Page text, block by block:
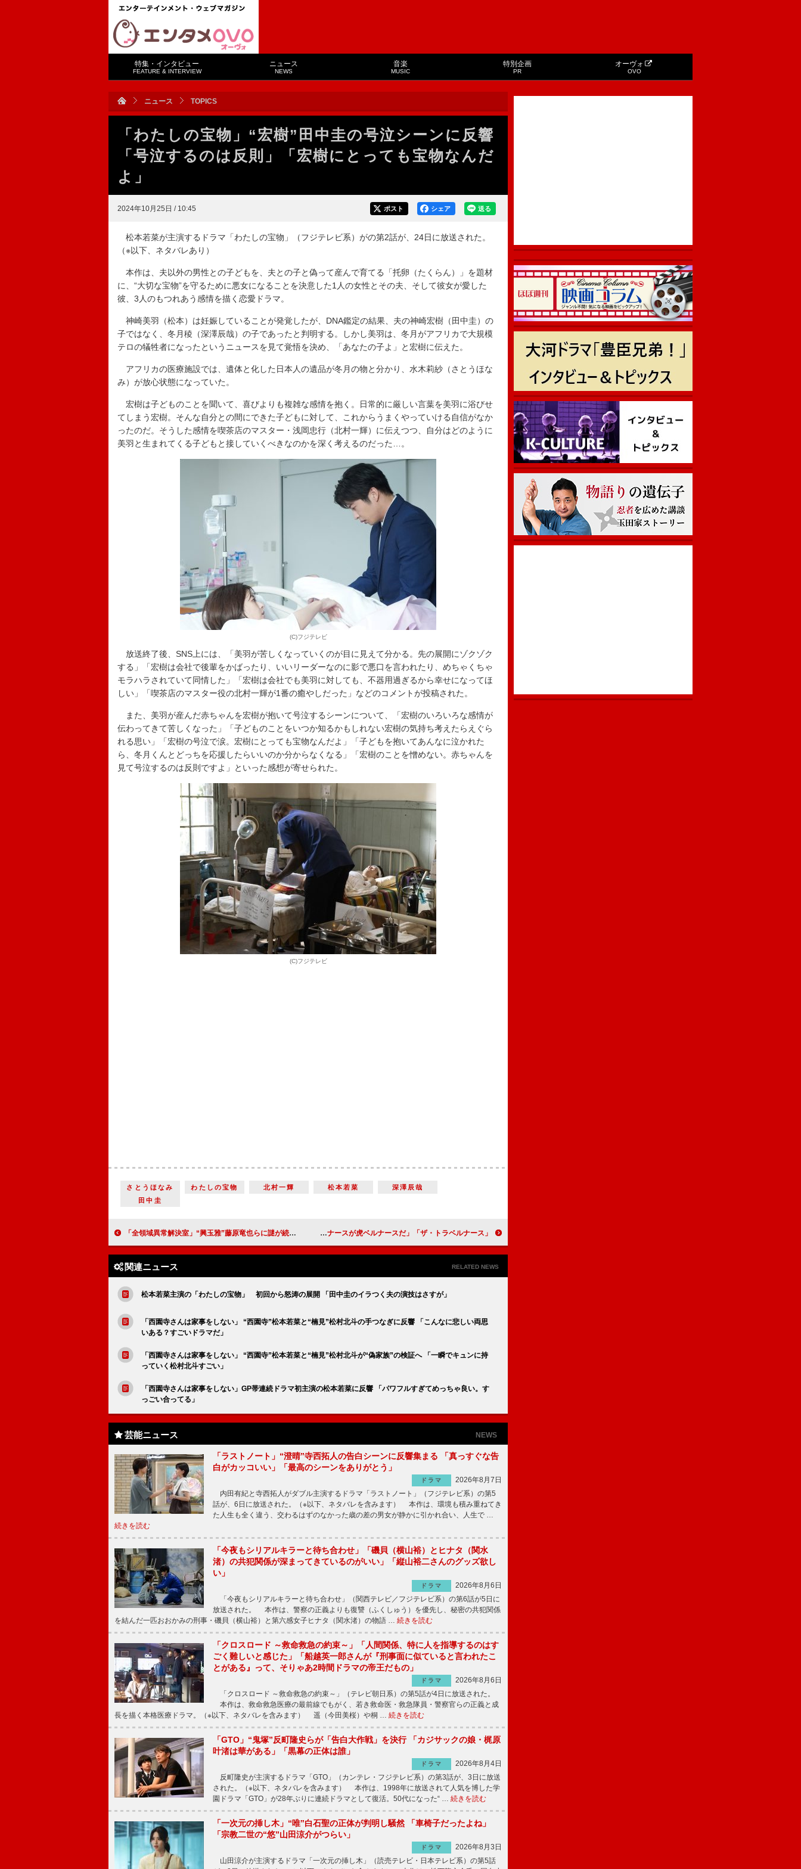
特集・インタビュー
FEATURE & INTERVIEW
ニュース
NEWS
音楽
MUSIC
特別企画
PR
オーヴォ
OVO
ニュース TOPICS
「わたしの宝物」“宏樹”田中圭の号泣シーンに反響
「号泣するのは反則」「宏樹にとっても宝物なんだ
よ」
2024年10月25日 / 10:45 送る
シェア
ポスト
松本若菜が主演するドラマ「わたしの宝物」（フジテレビ系）がの第2話が、24日に放送された。
（※以下、ネタバレあり）
本作は、夫以外の男性との子どもを、夫との子と偽って産んで育てる「托卵（たくらん）」を題材
に、“大切な宝物”を守るために悪女になることを決意した1人の女性とその夫、そして彼女が愛した
彼、3人のもつれあう感情を描く恋愛ドラマ。
神崎美羽（松本）は妊娠していることが発覚したが、DNA鑑定の結果、夫の神崎宏樹（田中圭）の
子ではなく、冬月稜（深澤辰哉）の子であったと判明する。しかし美羽は、冬月がアフリカで大規模
テロの犠牲者になったというニュースを見て覚悟を決め、「あなたの子よ」と宏樹に伝えた。
アフリカの医療施設では、遺体と化した日本人の遺品が冬月の物と分かり、水木莉紗（さとうほな
み）が放心状態になっていた。
宏樹は子どものことを聞いて、喜びよりも複雑な感情を抱く。日常的に厳しい言葉を美羽に浴びせ
てしまう宏樹。そんな自分との間にできた子どもに対して、これからうまくやっていける自信がなか
ったのだ。そうした感情を喫茶店のマスター・浅岡忠行（北村一輝）に伝えつつ、自分はどのように
美羽と生まれてくる子どもと接していくべきなのかを深く考えるのだった…。
(C)フジテレビ
放送終了後、SNS上には、「美羽が苦しくなっていくのが目に見えて分かる。先の展開にゾクゾク
する」「宏樹は会社で後輩をかばったり、いいリーダーなのに影で悪口を言われたり、めちゃくちゃ
モラハラされていて同情した」「宏樹は会社でも美羽に対しても、不器用過ぎるから幸せになってほ
しい」「喫茶店のマスター役の北村一輝が1番の癒やしだった」などのコメントが投稿された。
また、美羽が産んだ赤ちゃんを宏樹が抱いて号泣するシーンについて、「宏樹のいろいろな感情が
伝わってきて苦しくなった」「子どものことをいつか知るかもしれない宏樹の気持ち考えたらえぐら
れる思い」「宏樹の号泣で涙。宏樹にとっても宝物なんだよ」「子どもを抱いてあんなに泣かれた
ら、冬月くんとどっちを応援したらいいのか分からなくなる」「宏樹のことを憎めない。赤ちゃんを
見て号泣するのは反則ですよ」といった感想が寄せられた。
(C)フジテレビ
さとうほなみ わたしの宝物 北村一輝 松本若菜
深澤辰哉
田中圭
「全領域異常解決室」“興玉雅”藤原竜也らに謎が続々 「全決のメンバーは人間ではない？」「小日向さんが怖い」 「ザ・トラベルナース」虎翼ファン歓喜、“歩” 岡田将生と“二宮” 井上祐貴が再共演 「トラベルナースが虎ベルナースだ」
関連ニュース RELATED NEWS
松本若菜主演の「わたしの宝物」 初回から怒涛の展開 「田中圭のイラつく夫の演技はさすが」
「西園寺さんは家事をしない」 “西園寺”松本若菜と“楠見”松村北斗の手つなぎに反響 「こんなに悲しい両思
いある？すごいドラマだ」
「西園寺さんは家事をしない」 “西園寺”松本若菜と“楠見”松村北斗が“偽家族”の検証へ 「一瞬でキュンに持
っていく松村北斗すごい」
「西園寺さんは家事をしない」GP帯連続ドラマ初主演の松本若菜に反響 「パワフルすぎてめっちゃ良い。す
っごい合ってる」
芸能ニュース NEWS
「ラストノート」“澄晴”寺西拓人の告白シーンに反響集まる 「真っすぐな告
白がカッコいい」「最高のシーンをありがとう」
ドラマ
2026年8月7日
内田有紀と寺西拓人がダブル主演するドラマ「ラストノート」（フジテレビ系）の第5
話が、6日に放送された。（※以下、ネタバレを含みます） 本作は、環境も積み重ねてき
た人生も全く違う、交わるはずのなかった歳の差の男女が静かに引かれ合い、人生で …
続きを読む
「今夜もシリアルキラーと待ち合わせ」「磯貝（横山裕）とヒナタ（関水
渚）の共犯関係が深まってきているのがいい」「縦山裕二さんのグッズ欲し
い」
ドラマ
2026年8月6日
「今夜もシリアルキラーと待ち合わせ」（関西テレビ／フジテレビ系）の第6話が5日に
放送された。 本作は、警察の正義よりも復讐（ふくしゅう）を優先し、秘密の共犯関係
を結んだ一匹おおかみの刑事・磯貝（横山裕）と第六感女子ヒナタ（関水渚）の物語 … 続きを読む
「クロスロード ～救命救急の約束～」「人間関係、特に人を指導するのはす
ごく難しいと感じた」「船越英一郎さんが『刑事面に似ていると言われたこ
とがある』って、そりゃあ2時間ドラマの帝王だもの」
ドラマ
2026年8月6日
「クロスロード ～救命救急の約束～」（テレビ朝日系）の第5話が4日に放送された。
本作は、救命救急医療の最前線でもがく、若き救命医・救急隊員・警察官らの正義と成
長を描く本格医療ドラマ。（※以下、ネタバレを含みます） 遥（今田美桜）や桐 … 続きを読む
「GTO」“鬼塚”反町隆史らが「告白大作戦」を決行 「カジサックの娘・梶原
叶渚は華がある」「黒幕の正体は誰」
ドラマ
2026年8月4日
反町隆史が主演するドラマ「GTO」（カンテレ・フジテレビ系）の第3話が、3日に放送
された。（※以下、ネタバレを含みます） 本作は、1998年に放送されて人気を博した学
園ドラマ「GTO」が28年ぶりに連続ドラマとして復活。50代になった“ … 続きを読む
「一次元の挿し木」“唯”白石聖の正体が判明し騒然 「車椅子だったよね」
「宗教二世の“悠”山田涼介がつらい」
ドラマ
2026年8月3日
山田涼介が主演するドラマ「一次元の挿し木」（読売テレビ・日本テレビ系）の第5話